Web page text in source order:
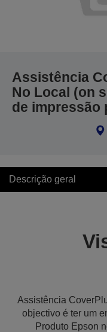
Assistência
No Local (on
de impressão
Descrição geral
Assistência
objectivo é ter um
Produto Epson